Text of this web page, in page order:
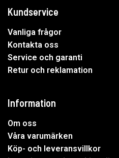
Kundservice
Vanliga frågor
Kontakta oss
Service och garanti
Retur och reklamation
Information
Om oss
Våra varumärken
Köp- och leveransvillkor